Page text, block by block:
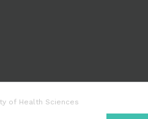
of Health Sciences